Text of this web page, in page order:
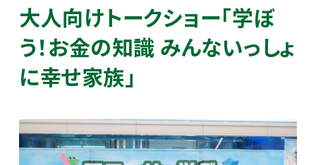
大人向けトークショー「学ぼ
う！お金の知識 みんないっしょ
に幸せ家族」